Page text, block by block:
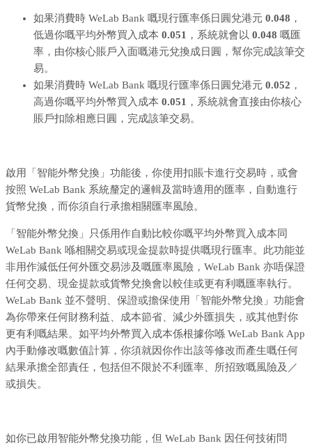
如果消費時 WeLab Bank 嘅現行匯率係日圓兌港元 0.048 ，
低過你嘅平均外幣買入成本 0.051 ，系統就會以 0.048 嘅匯
率，由你核心賬戶入面嘅港元兌換成日圓，幫你完成該筆交
易。
如果消費時 WeLab Bank 嘅現行匯率係日圓兌港元 0.052 ，
高過你嘅平均外幣買入成本 0.051 ，系統就會直接由你核心
賬戶扣除相應日圓，完成該筆交易。
啟用「智能外幣兌換」功能後，你使用扣賬卡進行交易時，或會
按照 WeLab Bank 系統釐定的邏輯及當時適用的匯率，自動進行
貨幣兌換，而你須自行承擔相關匯率風險。
「智能外幣兌換」只係用作自動比較你嘅平均外幣買入成本同
WeLab Bank 喺相關交易或現金提款時提供嘅現行匯率。此功能並
非用作減低任何外匯交易涉及嘅匯率風險，WeLab Bank 亦唔保證
任何交易、現金提款或貨幣兌換會以較佳或更有利嘅匯率執行。
WeLab Bank 並不聲明、保證或擔保使用「智能外幣兌換」功能會
為你帶來任何財務利益、成本節省、減少外匯損失，或其他對你
更有利嘅結果。如平均外幣買入成本係根據你喺 WeLab Bank App
內手動修改嘅數值計算，你須就因你作出該等修改而產生嘅任何
結果承擔全部責任，包括但不限於不利匯率、所招致嘅風險及／
或損失。
如你已啟用智能外幣兌換功能，但 WeLab Bank 因任何技術問